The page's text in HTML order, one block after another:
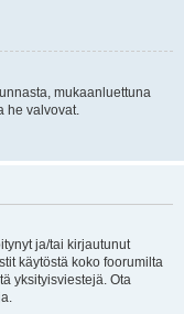
mukaanluettuna
he valvovat.
ja/tai kirjautunut
käytöstä koko foorumilta
yksityisviestejä. Ota